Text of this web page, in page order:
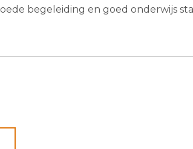
begeleiding en goed onderwijs